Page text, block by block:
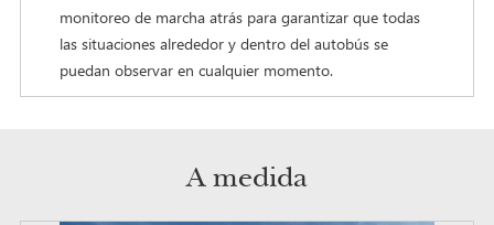
monitoreo de marcha atrás para garantizar que todas
las situaciones alrededor y dentro del autobús se
puedan observar en cualquier momento.
A medida